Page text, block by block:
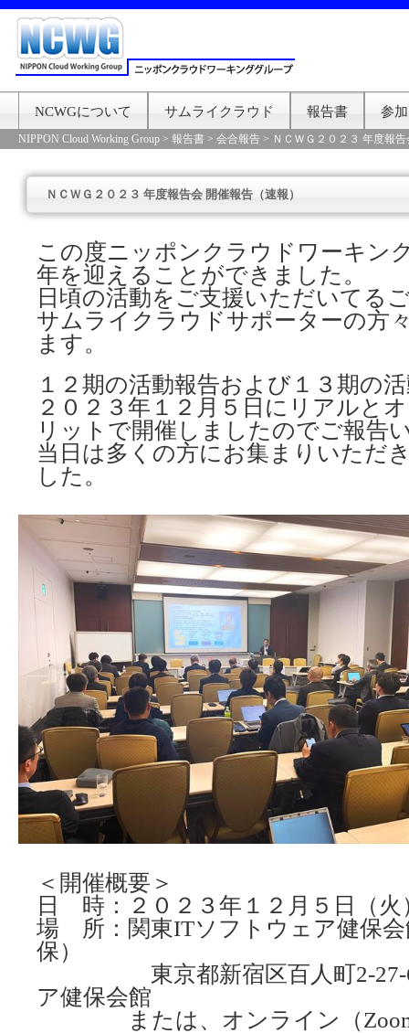
NCWGについて サムライクラウド 報告書 参
NIPPON Cloud Working Group > 報告書 > 会合報告 > ＮＣＷＧ２０２３ 年度報
ＮＣＷＧ２０２３ 年度報告会 開催報告（速報）
この度ニッポンクラウドワーキン
年を迎えることができました。
日頃の活動をご支援いただいてる
サムライクラウドサポーターの方
ます。
１２期の活動報告および１３期の
２０２３年１２月５日にリアルと
リットで開催しましたのでご報告
当日は多くの方にお集まりいただ
した。
＜開催概要＞
日 時：２０２３年１２月５日（火
場 所：関東ITソフトウェア健保会
保）
東京都新宿区百人町2-27-6
ア健保会館
または、オンライン（